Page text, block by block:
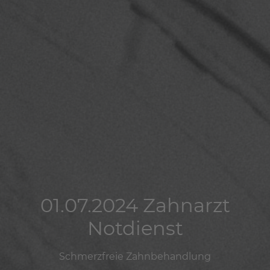
01.07.2024 Zahnarzt
Notdienst
Schmerzfreie Zahnbehandlung
01.07.2024 Zahnarzt
Notdienst
Schmerzfreie Zahnbehandlung
01.07.2024 Zahnarzt
Notdienst
Schmerzfreie Zahnbehandlung